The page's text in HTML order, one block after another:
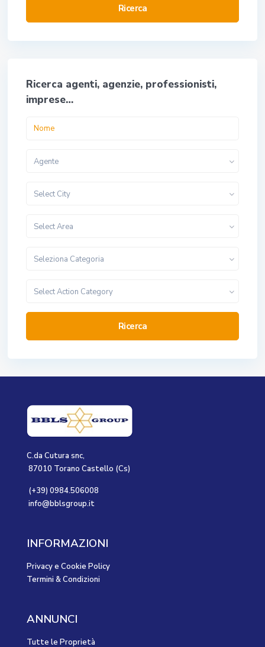
Ricerca
Ricerca agenti, agenzie, professionisti,
imprese…
Agente
Select City
Select Area
Seleziona Categoria
Select Action Category
Ricerca
C.da Cutura snc,
87010 Torano Castello (Cs)
(+39) 0984.506008
info@bblsgroup.it
INFORMAZIONI
Privacy e Cookie Policy
Termini & Condizioni
ANNUNCI
Tutte le Proprietà